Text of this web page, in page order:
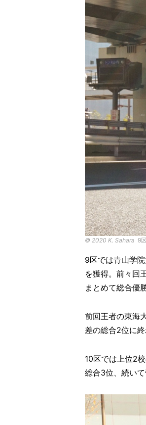
©︎ 2020 K. Sahara 9
9区では青山学
を獲得。前々回
まとめて総合優
前回王者の東海
差の総合2位に終
10区では上位2
総合3位、続い